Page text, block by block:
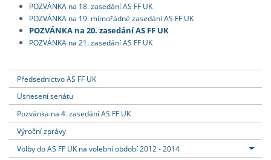
POZVÁNKA na 18. zasedání AS FF UK
POZVÁNKA na 19. mimořádné zasedání AS FF UK
POZVÁNKA na 20. zasedání AS FF UK
POZVÁNKA na 21. zasedání AS FF UK
Předsednictvo AS FF UK
Usnesení senátu
Pozvánka na 4. zasedání AS FF UK
Výroční zprávy
Volby do AS FF UK na volební období 2012 - 2014